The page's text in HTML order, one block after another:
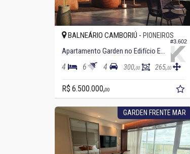
#3.602
BALNEÁRIO CAMBORIÚ - PIONEIROS
Apartamento Garden no Edifício Empire Residence
4 6 4 300,00 265,00
R$ 6.500.000,00
GARDEN FRENTE MAR